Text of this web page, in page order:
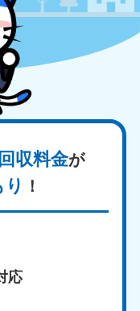
収料金が
！
応